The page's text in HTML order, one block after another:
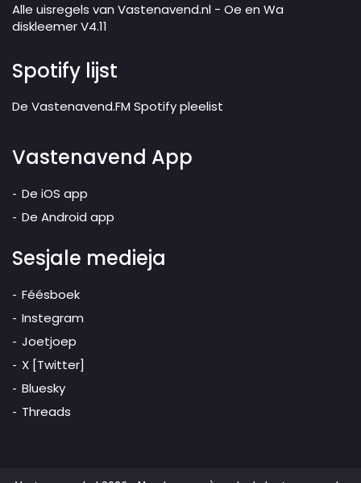
Alle uisregels van Vastenavend.nl - Oe en Wa
diskleemer V4.11
Spotify lijst
De Vastenavend.FM Spotify pleelist
Vastenavend App
De iOS app
De Android app
Sesjale medieja
Féésboek
Instegram
Joetjoep
X [Twitter]
Bluesky
Threads